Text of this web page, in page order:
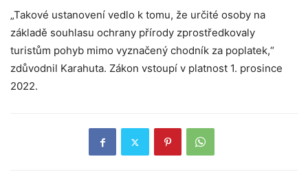
„Takové ustanovení vedlo k tomu, že určité osoby na
základě souhlasu ochrany přírody zprostředkovaly
turistům pohyb mimo vyznačený chodník za poplatek,“
zdůvodnil Karahuta. Zákon vstoupí v platnost 1. prosince
2022.